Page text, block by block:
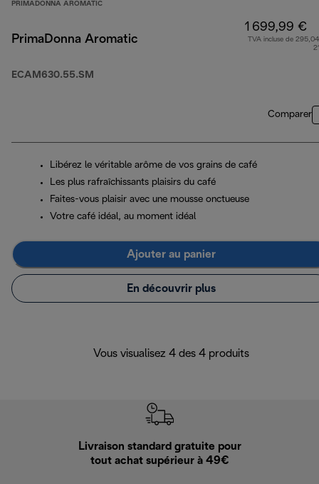
PRIMADONNA AROMATIC
PrimaDonna Aromatic
ECAM630.55.SM
1 699,99 €
TVA incluse de
Comparer
Libérez le véritable arôme de vos grains de café
Les plus rafraîchissants plaisirs du café
Faites-vous plaisir avec une mousse onctueuse
Votre café idéal, au moment idéal
Ajouter au panier
En découvrir plus
Vous visualisez 4 des 4 produits
Livraison standard gratuite pour
tout achat supérieur à 49€